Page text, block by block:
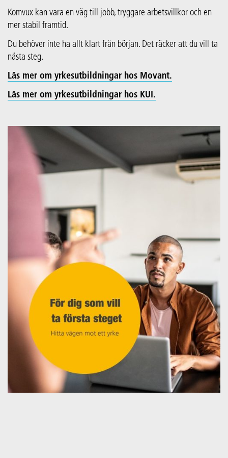
Komvux kan vara en väg till jobb, tryggare arbetsvillkor och en
mer stabil framtid.
Du behöver inte ha allt klart från början. Det räcker att du vill ta
nästa steg.
Läs mer om yrkesutbildningar hos Movant.
Läs mer om yrkesutbildningar hos KUI.